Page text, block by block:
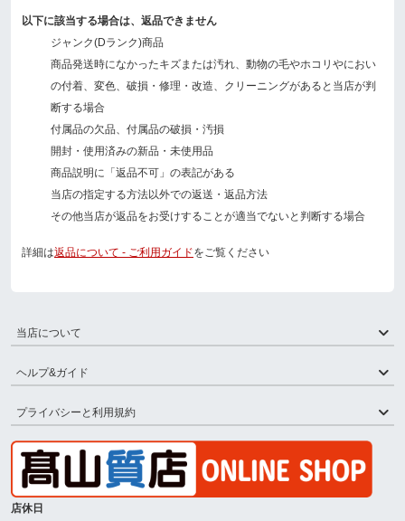
以下に該当する場合は、返品できません
ジャンク(Dランク)商品
商品発送時になかったキズまたは汚れ、動物の毛やホコリやにおい
の付着、変色、破損・修理・改造、クリーニングがあると当店が判
断する場合
付属品の欠品、付属品の破損・汚損
開封・使用済みの新品・未使用品
商品説明に「返品不可」の表記がある
当店の指定する方法以外での返送・返品方法
その他当店が返品をお受けすることが適当でないと判断する場合
詳細は返品について - ご利用ガイドをご覧ください
当店について
ヘルプ&ガイド
プライバシーと利用規約
店休日